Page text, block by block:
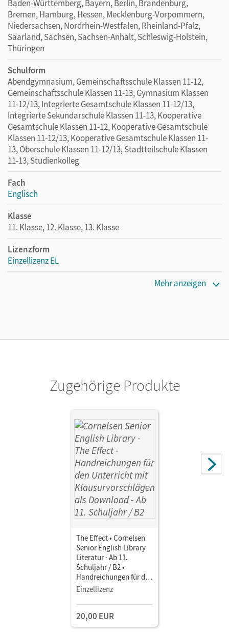
Baden-Württemberg, Bayern, Berlin, Brandenburg,
Bremen, Hamburg, Hessen, Mecklenburg-Vorpommern,
Niedersachsen, Nordrhein-Westfalen, Rheinland-Pfalz,
Saarland, Sachsen, Sachsen-Anhalt, Schleswig-Holstein,
Thüringen
Schulform
Abendgymnasium, Gemeinschaftsschule Klassen 11-12,
Gemeinschaftsschule Klassen 11-13, Gymnasium Klassen
11-12/13, Integrierte Gesamtschule Klassen 11-12/13,
Integrierte Sekundarschule Klassen 11-13, Kooperative
Gesamtschule Klassen 11-12, Kooperative Gesamtschule
Klassen 11-12/13, Kooperative Gesamtschule Klassen 11-
13, Oberschule Klassen 11-12/13, Stadtteilschule Klassen
11-13, Studienkolleg
Fach
Englisch
Klasse
11. Klasse, 12. Klasse, 13. Klasse
Lizenzform
Einzellizenz EL
Schumann, Inkeri
Mehr anzeigen
Zugehörige Produkte
The Effect • Cornelsen
Senior English Library
Literatur · Ab 11.
Schuljahr / B2 •
Handreichungen für den
Unterricht mit
Download
Einzellizenz
20,00 EUR